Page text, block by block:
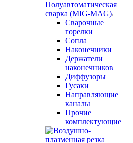
Полуавтоматическая
сварка (MIG-MAG)
Сварочные
горелки
Сопла
Наконечники
Держатели
наконечников
Диффузоры
Гусаки
Направляющие
каналы
Прочие
комплектующие